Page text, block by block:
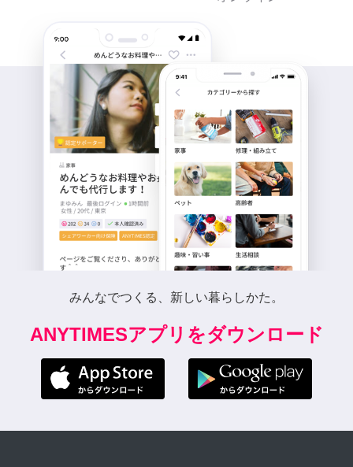
みんなでつくる、新しい暮らしかた。
ANYTIMESアプリをダウンロード